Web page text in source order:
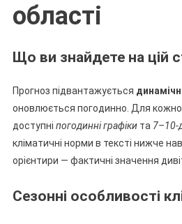
області
Що ви знайдете на цій
Прогноз підвантажується
оновлюється погодинно. Для
доступні погодинні графікита 7–10-
кліматичні норми в тексті нижче
орієнтири — фактичні значення
Сезонні особливості